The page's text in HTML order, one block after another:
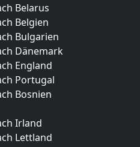
Belarus
Belgien
Bulgarien
Dänemark
England
Portugal
Bosnien
Irland
Lettland